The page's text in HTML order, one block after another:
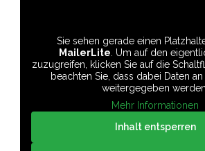
Sie sehen gerade einen
MailerLite . Um auf den
zuzugreifen, klicken Sie auf die
beachten Sie, dass dabei Daten
weitergegeben werden.
Mehr Informationen
Inhalt entsperren